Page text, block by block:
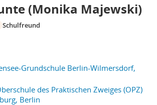
(Monika Majewski)
Grundschule Berlin-Wilmersdorf,
des Praktischen Zweiges (OPZ)
Berlin
Schulfreund